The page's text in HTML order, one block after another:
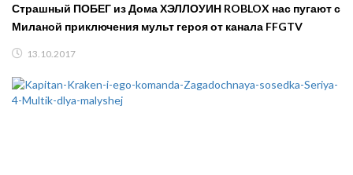
Страшный ПОБЕГ из Дома ХЭЛЛОУИН ROBLOX нас пугают с
Миланой приключения мульт героя от канала FFGTV
13.10.2017